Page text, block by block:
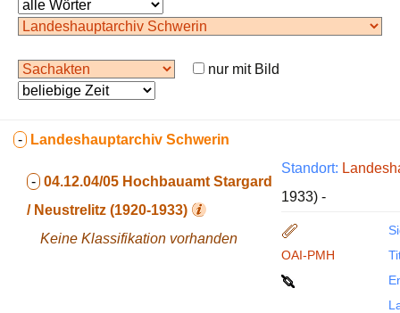
nur mit Bild
- Landeshauptarchiv Schwerin
- 04.12.04/05 Hochbauamt Stargard
/ Neustrelitz (1920-1933)
Keine Klassifikation vorhanden
Standort:
1933) -
OAI-PMH